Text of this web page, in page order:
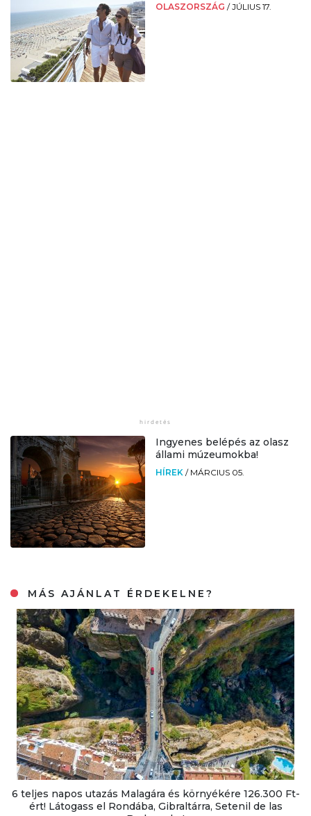
OLASZORSZÁG /JÚLIUS 17.
Ingyenes belépés az olasz
állami múzeumokba!
HÍREK / MÁRCIUS 05.
MÁS AJÁNLAT ÉRDEKELNE?
6 teljes napos utazás Malagára és környékére 126.300 Ft-
ért! Látogass el Rondába, Gibraltárra, Setenil de las